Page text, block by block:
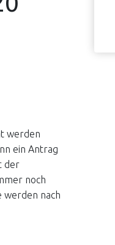
werden
ein Antrag
der
noch
werden nach